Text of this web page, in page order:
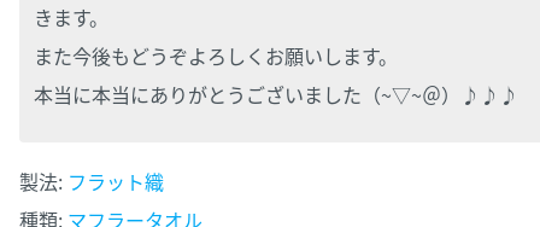
きます。
また今後もどうぞよろしくお願いします。
本当に本当にありがとうございました（~▽~＠）♪♪♪
製法: フラット織
種類: マフラータオル